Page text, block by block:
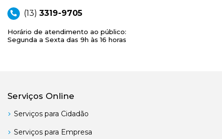
(13) 3319-9705
Horário de atendimento ao público:
Segunda a Sexta das 9h às 16 horas
Serviços Online
Serviços para Cidadão
Serviços para Empresa